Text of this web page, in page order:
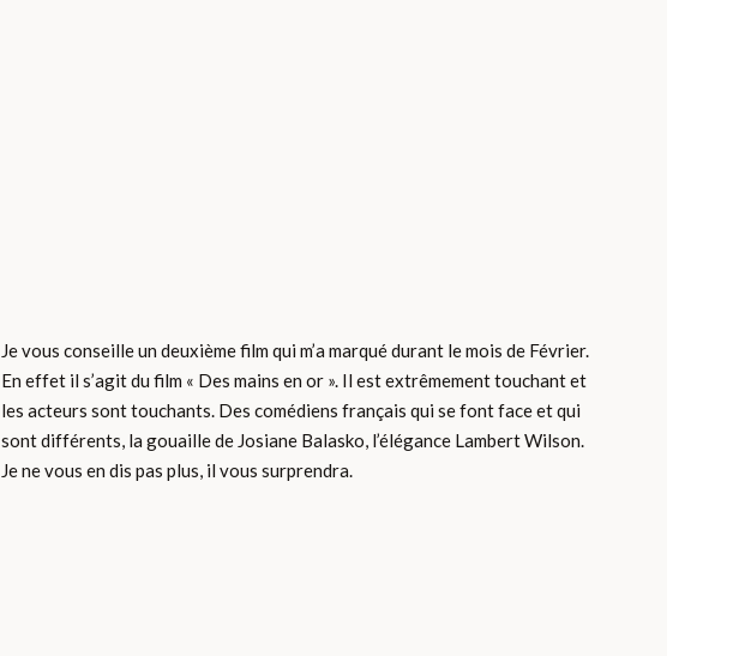
Je vous conseille un deuxième film qui m’a marqué durant le mois de Février.
En effet il s’agit du film « Des mains en or ». Il est extrêmement touchant et
les acteurs sont touchants. Des comédiens français qui se font face et qui
sont différents, la gouaille de Josiane Balasko, l’élégance Lambert Wilson.
Je ne vous en dis pas plus, il vous surprendra.